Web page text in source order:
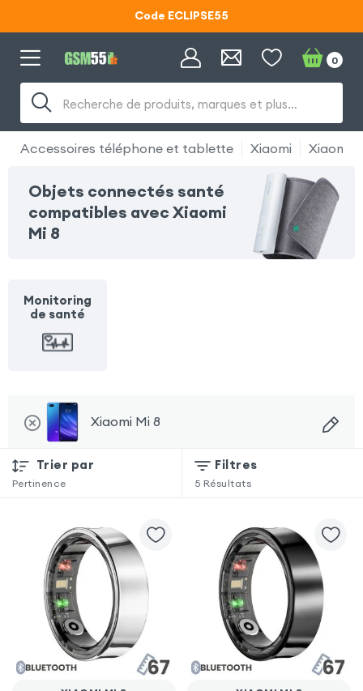
Code ECLIPSE55
Recherche de produits, marques et plus…
0
Accessoires téléphone et tablette Xiaomi Xiaomi
Objets connectés santé
compatibles avec Xiaomi
Mi 8
Monitoring
de santé
Xiaomi Mi 8
Trier par
Pertinence
Filtres
5 Résultats